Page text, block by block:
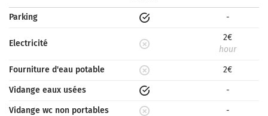
Parking -
Electricité
2€
hour
Fourniture d'eau potable
2€
Vidange eaux usées
-
Vidange wc non portables
-